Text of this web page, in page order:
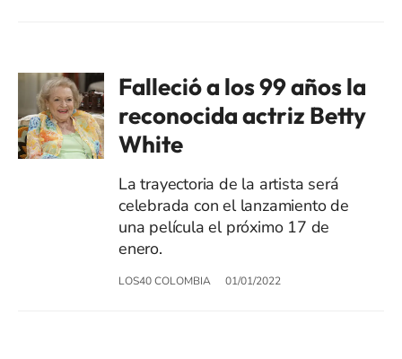
Falleció a los 99 años la
reconocida actriz Betty
White
La trayectoria de la artista será
celebrada con el lanzamiento de
una película el próximo 17 de
enero.
LOS40 COLOMBIA 01/01/2022